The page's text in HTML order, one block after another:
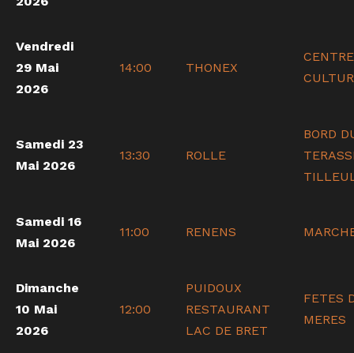
Vendredi
29 Mai
2026
14:00 THONEX
CENTRE
Samedi 23
Mai 2026
13:30 ROLLE
BORD
Samedi 16
Mai 2026
11:00 RENENS
Dimanche
10 Mai
2026
12:00
PUIDOUX
RESTAURANT
LAC DE BRET
FETES
MERES